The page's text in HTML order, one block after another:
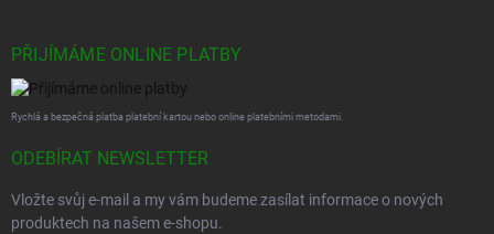
PŘIJÍMÁME ONLINE PLATBY
Rychlá a bezpečná platba platební kartou nebo online platebními metodami.
ODEBÍRAT NEWSLETTER
Vložte svůj e-mail a my vám budeme zasílat informace o nových
produktech na našem e-shopu.